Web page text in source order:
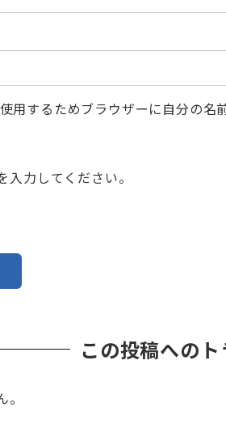
用するためブラウザーに自分の名
力してください。
この投稿への